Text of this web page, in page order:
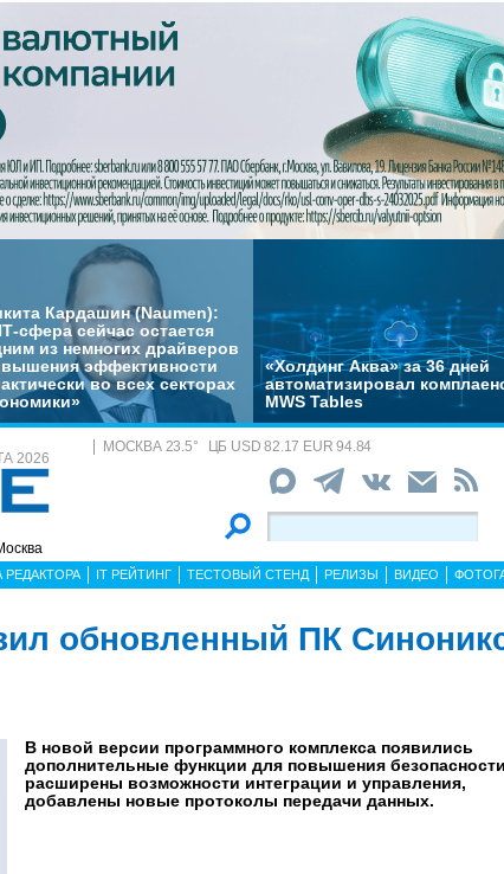
Кардашин (Naumen):
сфера сейчас остается
из немногих драйверов
эффективности
во всех секторах
«Холдинг Аква» за 36 дней
автоматизировал
MWS Tables
2026
МОСКВА 23.5° ЦБ USD 82.17 EUR 94.84
РЕДАКТОРА IT РЕЙТИНГ ТЕСТОВЫЙ СТЕНД РЕЛИЗЫ ВИДЕО
обновленный ПК
В новой версии программного комплекса появились
дополнительные функции для повышения
расширены возможности интеграции и управления,
добавлены новые протоколы передачи данных.